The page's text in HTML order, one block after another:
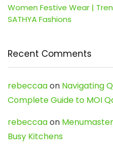
Women Festive Wear |
SATHYA Fashions
Recent Comments
rebeccaaon Navigating
Complete Guide to MOI
rebeccaaon
Busy Kitchens